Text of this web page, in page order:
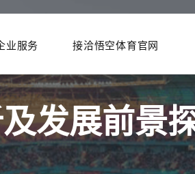
业服务 接洽悟空体育官网
发展前景